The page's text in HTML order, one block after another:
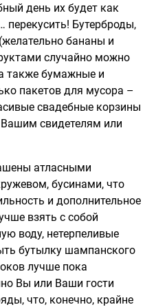
день их будет как
Бутерброды,
бананы и
случайно можно
также бумажные и
пакетов для мусора –
свадебные корзины
свидетелям или
атласными
бусинами, что
и дополнительное
взять с собой
воду, нетерпеливые
бутылку шампанского
лучше пока
Вы или Ваши гости
что, конечно, крайне